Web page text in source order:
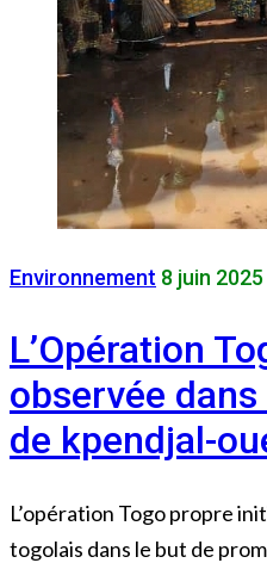
Environnement 8 juin 2025
L’Opération
observée
de kpendjal-
L’opération Togo propre
togolais dans le but de